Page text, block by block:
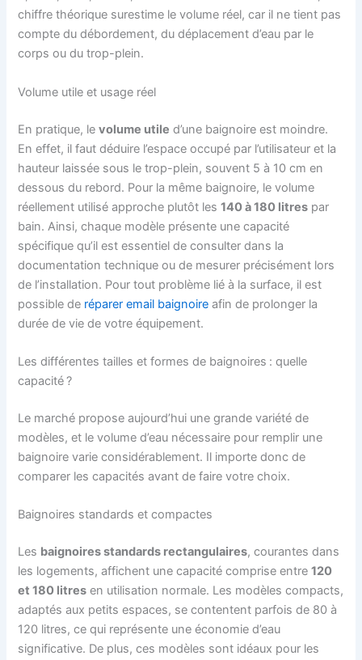
chiffre théorique surestime le volume réel, car il ne tient pas
compte du débordement, du déplacement d’eau par le
corps ou du trop-plein.
Volume utile et usage réel
En pratique, levolume utile d’une baignoire est moindre.
En effet, il faut déduire l’espace occupé par l’utilisateur et la
hauteur laissée sous le trop-plein, souvent 5 à 10 cm en
dessous du rebord. Pour la même baignoire, le volume
réellement utilisé approche plutôt les140 à 180 litres par
bain. Ainsi, chaque modèle présente une capacité
spécifique qu’il est essentiel de consulter dans la
documentation technique ou de mesurer précisément lors
de l’installation. Pour tout problème lié à la surface, il est
possible de réparer email baignoire afin de prolonger la
durée de vie de votre équipement.
Les différentes tailles et formes de baignoires : quelle
capacité ?
Le marché propose aujourd’hui une grande variété de
modèles, et le volume d’eau nécessaire pour remplir une
baignoire varie considérablement. Il importe donc de
comparer les capacités avant de faire votre choix.
Baignoires standards et compactes
Les baignoires standards rectangulaires, courantes dans
les logements, affichent une capacité comprise entre120
et 180 litres en utilisation normale. Les modèles compacts,
adaptés aux petits espaces, se contentent parfois de 80 à
120 litres, ce qui représente une économie d’eau
significative. De plus, ces modèles sont idéaux pour les